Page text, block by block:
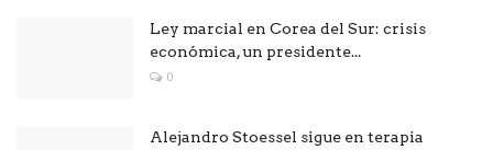
Ley marcial en Corea del Sur: crisis
económica, un presidente...
0
Alejandro Stoessel sigue en terapia